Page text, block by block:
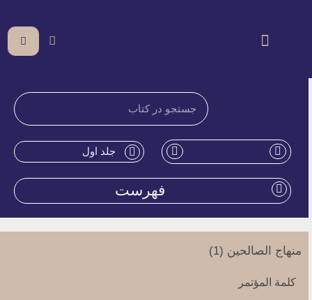
فهرست
جلد اول
منهاج الصالحین (1)
كلمة المؤتمر